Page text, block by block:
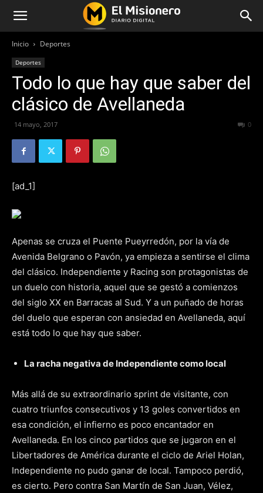
Inicio Deportes
Deportes
Todo lo que hay que saber del
clásico de Avellaneda
14 mayo, 2017 0
[ad_1]
Apenas se cruza el Puente Pueyrredón, por la vía de
Avenida Belgrano o Pavón, ya empieza a sentirse el clima
del clásico. Independiente y Racing son protagonistas de
un duelo con historia, aquel que se gestó a comienzos
del siglo XX en Barracas al Sud. Y a un puñado de horas
del duelo que esperan con ansiedad en Avellaneda, aquí
está todo lo que hay que saber.
La racha negativa de Independiente como local
Más allá de su extraordinario sprint de visitante, con
cuatro triunfos consecutivos y 13 goles convertidos en
esa condición, el infierno es poco encantador en
Avellaneda. En los cinco partidos que se jugaron en el
Libertadores de América durante el ciclo de Ariel Holan,
Independiente no pudo ganar de local. Tampoco perdió,
es cierto. Pero contra San Martín de San Juan, Vélez,